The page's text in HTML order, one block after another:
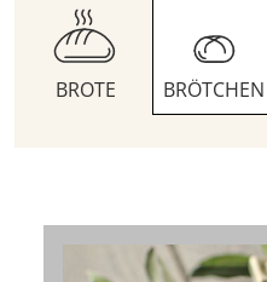
BROTE BRÖTCHEN